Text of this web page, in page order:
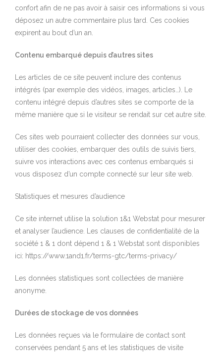
confort afin de ne pas avoir à saisir ces informations si vous
déposez un autre commentaire plus tard. Ces cookies
expirent au bout d’un an.
Contenu embarqué depuis d’autres sites
Les articles de ce site peuvent inclure des contenus
intégrés (par exemple des vidéos, images, articles…). Le
contenu intégré depuis d’autres sites se comporte de la
même manière que si le visiteur se rendait sur cet autre site.
Ces sites web pourraient collecter des données sur vous,
utiliser des cookies, embarquer des outils de suivis tiers,
suivre vos interactions avec ces contenus embarqués si
vous disposez d’un compte connecté sur leur site web.
Statistiques et mesures d’audience
Ce site internet utilise la solution 1&1 Webstat pour mesurer
et analyser l’audience. Les clauses de confidentialité de la
société 1 & 1 dont dépend 1 & 1 Webstat sont disponibles
ici: https://www.1and1.fr/terms-gtc/terms-privacy/
Les données statistiques sont collectées de manière
anonyme.
Durées de stockage de vos données
Les données reçues via le formulaire de contact sont
conservées pendant 5 ans et les statistiques de visite